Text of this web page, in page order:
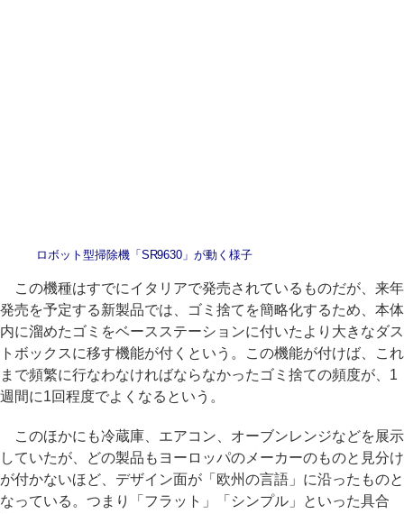
ロボット型掃除機「SR9630」が動く様子
この機種はすでにイタリアで発売されているものだが、来年
発売を予定する新製品では、ゴミ捨てを簡略化するため、本体
内に溜めたゴミをベースステーションに付いたより大きなダス
トボックスに移す機能が付くという。この機能が付けば、これ
まで頻繁に行なわなければならなかったゴミ捨ての頻度が、1
週間に1回程度でよくなるという。
このほかにも冷蔵庫、エアコン、オーブンレンジなどを展示
していたが、どの製品もヨーロッパのメーカーのものと見分け
が付かないほど、デザイン面が「欧州の言語」に沿ったものと
なっている。つまり「フラット」「シンプル」といった具合